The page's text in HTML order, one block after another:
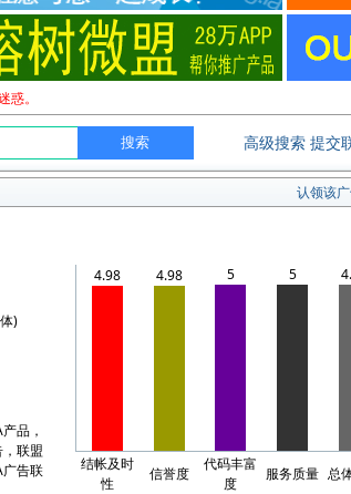
。
高级搜索 提交
认领该
)
品，
联盟
广告联
4.98 4.98 5 5
结帐及时
性
信誉度
代码丰富
度
服务质量 总